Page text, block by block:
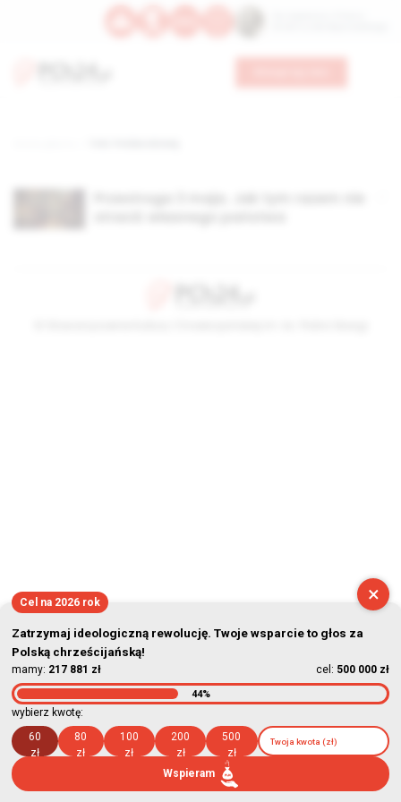
×
Cel na 2026 rok
Zatrzymaj ideologiczną rewolucję. Twoje wsparcie to głos za
Polską chrześcijańską!
mamy: 217 881 zł cel: 500 000 zł
44%
wybierz kwotę:
60
zł
80
zł
100
zł
200
zł
500
zł
Wspieram